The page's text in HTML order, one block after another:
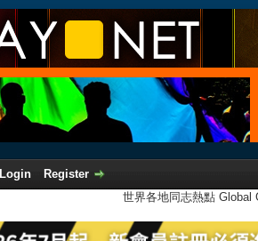
Login
Register
世界各地同志熱點